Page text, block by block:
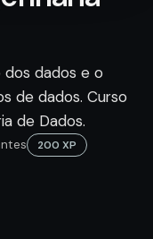
dados e o
de dados. Curso
de Dados.
200 XP